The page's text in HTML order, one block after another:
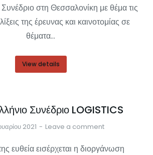
στη Θεσσαλονίκη με θέμα τις
της έρευνας και καινοτομίας σε
θέματα…
View details
Συνέδριο LOGISTICS
2021 Leave a comment
ευθεία εισέρχεται η διοργάνωση